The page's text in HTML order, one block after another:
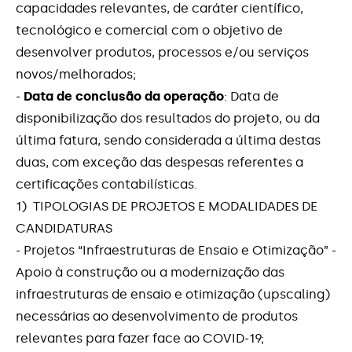
Programa +CO3SO Emprego
Programa de Apoio à Produção Nacional
Projectos de I&DT Individuais
Projetos de I&D em Co-Promoção
Reabilitação Urbana
Si2E (Portugal2020)
SIFIDE
Sistema de Incentivos - I&DT Projetos
Individuais
capacidades relevantes, de caráter científico,
tecnológico e comercial com o objetivo de
desenvolver produtos, processos e/ou serviços
novos/melhorados;
- Data de conclusão da operação: Data de
disponibilização dos resultados do projeto, ou da
última fatura, sendo considerada a última destas
duas, com exceção das despesas referentes a
certificações contabilísticas.
1) TIPOLOGIAS DE PROJETOS E MODALIDADES DE
CANDIDATURAS
- Projetos “Infraestruturas de Ensaio e Otimização” -
Apoio à construção ou a modernização das
infraestruturas de ensaio e otimização (upscaling)
necessárias ao desenvolvimento de produtos
relevantes para fazer face ao COVID-19;